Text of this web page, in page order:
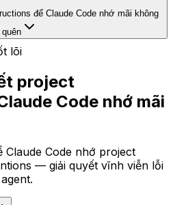
để Claude Code nhớ mãi không
quên
lõi
project
Code nhớ mãi
Claude Code nhớ project
— giải quyết vĩnh viễn lỗi